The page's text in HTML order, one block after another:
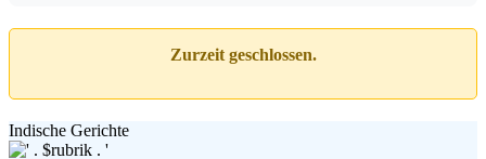
Zurzeit geschlossen.
Indische Gerichte